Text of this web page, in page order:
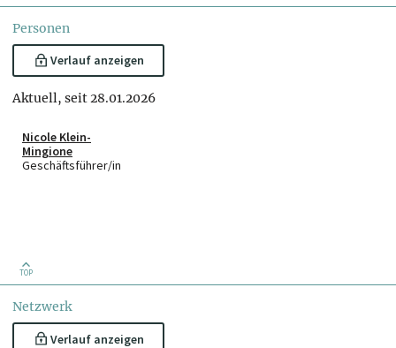
Personen
Verlauf anzeigen
Aktuell, seit 28.01.2026
Nicole Klein-
Mingione
Geschäftsführer/in
TOP
Netzwerk
Verlauf anzeigen